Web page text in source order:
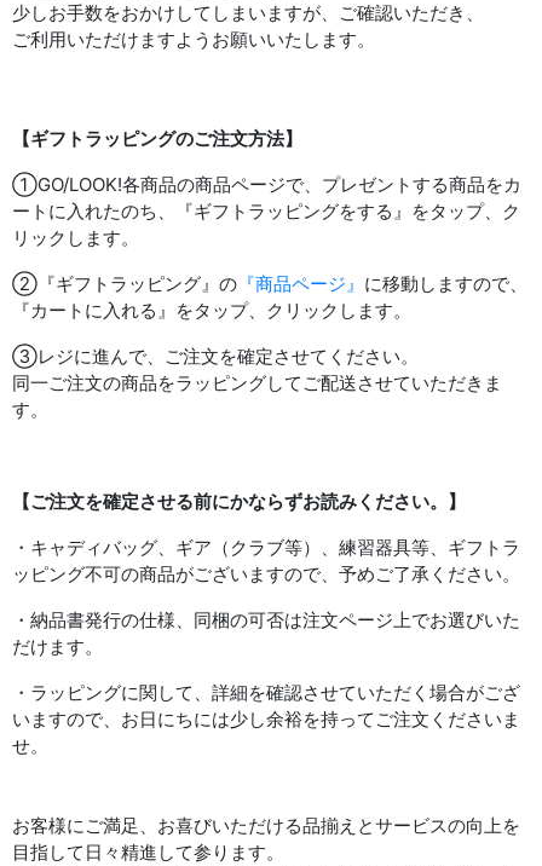
少しお手数をおかけしてしまいますが、ご確認いただき、
ご利用いただけますようお願いいたします。
【ギフトラッピングのご注文方法】
①GO/LOOK!各商品の商品ページで、プレゼントする商品をカ
ートに入れたのち、『ギフトラッピングをする』をタップ、ク
リックします。
②『ギフトラッピング』の 『商品ページ』 に移動しますので、
『カートに入れる』をタップ、クリックします。
③レジに進んで、ご注文を確定させてください。
同一ご注文の商品をラッピングしてご配送させていただきま
す。
【ご注文を確定させる前にかならずお読みください。】
・キャディバッグ、ギア（クラブ等）、練習器具等、ギフトラ
ッピング不可の商品がございますので、予めご了承ください。
・納品書発行の仕様、同梱の可否は注文ページ上でお選びいた
だけます。
・ラッピングに関して、詳細を確認させていただく場合がござ
いますので、お日にちには少し余裕を持ってご注文くださいま
せ。
お客様にご満足、お喜びいただける品揃えとサービスの向上を
目指して日々精進して参ります。